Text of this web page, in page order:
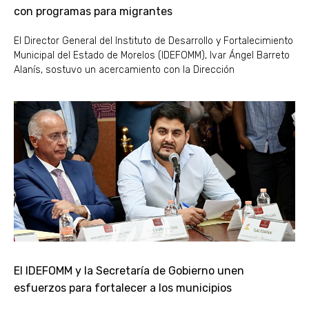
con programas para migrantes
El Director General del Instituto de Desarrollo y Fortalecimiento
Municipal del Estado de Morelos (IDEFOMM), Ivar Ángel Barreto
Alanís, sostuvo un acercamiento con la Dirección
El IDEFOMM y la Secretaría de Gobierno unen
esfuerzos para fortalecer a los municipios